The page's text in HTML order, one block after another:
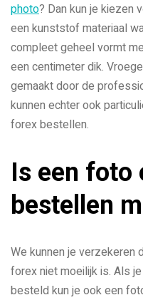
photo? Dan kun je kiezen
een kunststof materiaal
compleet geheel vormt
een centimeter dik.
gemaakt door de
kunnen echter ook
forex bestellen.
Is een foto
bestellen
We kunnen je verzekeren
forex niet moeilijk is. Als
besteld kun je ook een